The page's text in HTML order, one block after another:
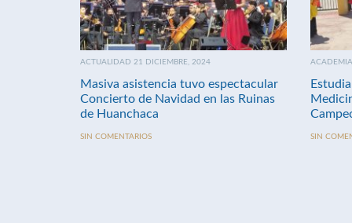
ACTUALIDAD 21 DICIEMBRE, 2024
Masiva asistencia tuvo espectacular
Concierto de Navidad en las Ruinas
de Huanchaca
SIN COMENTARIOS SIN